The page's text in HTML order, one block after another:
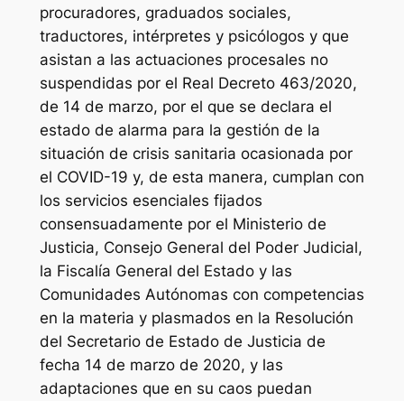
procuradores, graduados sociales,
traductores, intérpretes y psicólogos y que
asistan a las actuaciones procesales no
suspendidas por el Real Decreto 463/2020,
de 14 de marzo, por el que se declara el
estado de alarma para la gestión de la
situación de crisis sanitaria ocasionada por
el COVID-19 y, de esta manera, cumplan con
los servicios esenciales fijados
consensuadamente por el Ministerio de
Justicia, Consejo General del Poder Judicial,
la Fiscalía General del Estado y las
Comunidades Autónomas con competencias
en la materia y plasmados en la Resolución
del Secretario de Estado de Justicia de
fecha 14 de marzo de 2020, y las
adaptaciones que en su caos puedan